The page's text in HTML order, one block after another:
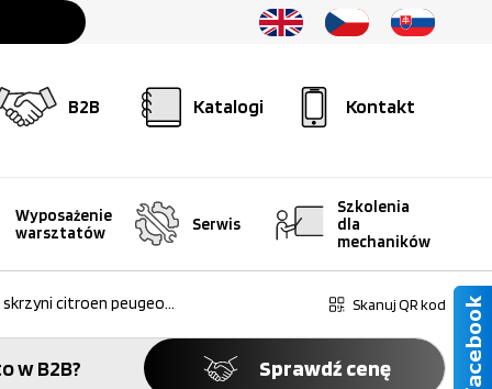
B2B Katalogi Kontakt
Wyposażenie
warsztatów
Serwis
Szkolenia
dla
mechaników
citroen peugeo... Skanuj QR kod
w B2B? Sprawdź cenę